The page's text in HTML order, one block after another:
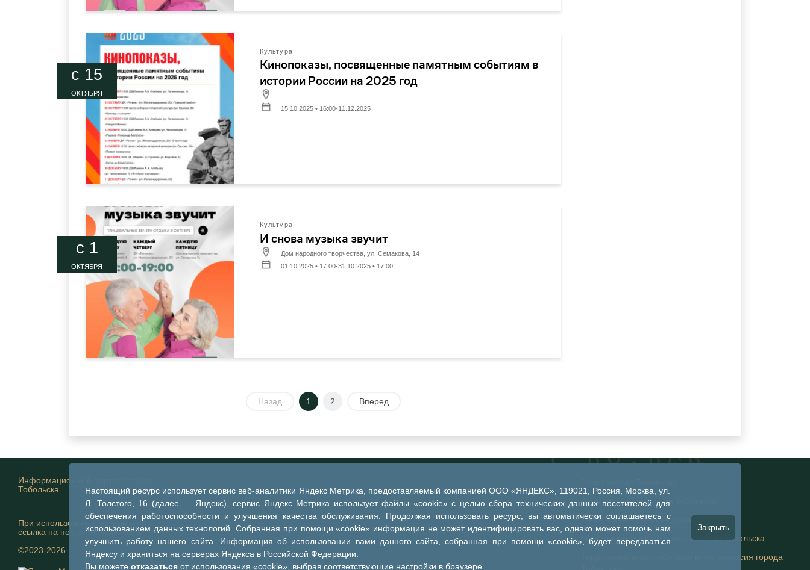
Настоящий ресурс использует сервис веб-аналитики Яндекс Метрика, предоставляемый компанией ООО «ЯНДЕКС», 119021, Россия, Москва, ул.
Л. Толстого, 16 (далее — Яндекс), сервис Яндекс Метрика использует файлы «cookie» с целью сбора технических данных посетителей для
обеспечения работоспособности и улучшения качества обслуживания. Продолжая использовать ресурс, вы автоматически соглашаетесь с
использованием данных технологий. Собранная при помощи «cookie» информация не может идентифицировать вас, однако может помочь нам
улучшить работу нашего сайта. Информация об использовании вами данного сайта, собранная при помощи «cookie», будет передаваться
Яндексу и храниться на серверах Яндекса в Российской Федерации.
Вы можете отказаться от использования «cookie», выбрав соответствующие настройки в браузере
Закрыть
c 15
ОКТЯБРЯ
Культура
Кинопоказы, посвященные памятным событиям в
истории России на 2025 год
15.10.2025 • 16:00-11.12.2025
c 1
ОКТЯБРЯ
Культура
И снова музыка звучит
Дом народного творчества, ул. Семакова, 14
01.10.2025 • 17:00-31.10.2025 • 17:00
Назад 1 2 Вперед
Информационный портал города
Тобольска
При использовании материалов
ссылка на портал обязательна
©2023-2026
Администрация города Тобольска
Тобольская городская дума
Контрольно-счетная палата города Тобольска
Территориальная избирательная комиссия города